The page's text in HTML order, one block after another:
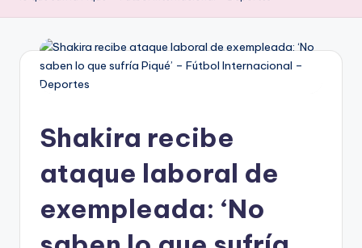
6
3
Shakira recibe
ataque laboral de
exempleada: ‘No